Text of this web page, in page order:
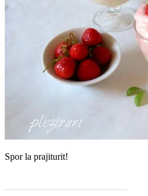
Spor la prajiturit!